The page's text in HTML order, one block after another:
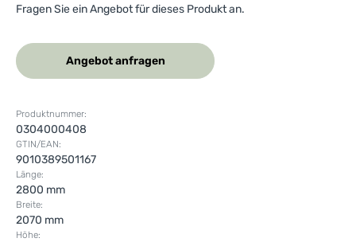
Fragen Sie ein Angebot für dieses Produkt an.
Angebot anfragen
Produktnummer:
0304000408
GTIN/EAN:
9010389501167
Länge:
2800 mm
Breite:
2070 mm
Höhe: